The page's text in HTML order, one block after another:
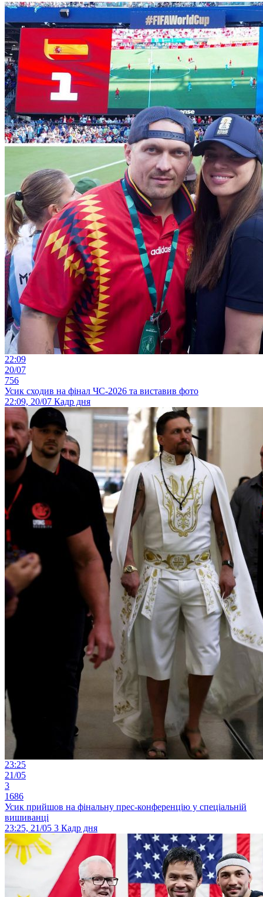
22:09
20/07
756
Усик сходив на фінал ЧС-2026 та виставив фото
22:09, 20/07 Кадр дня
23:25
21/05
3
1686
Усик прийшов на фінальну прес-конференцію у спеціальній
вишиванці
23:25, 21/05 3 Кадр дня